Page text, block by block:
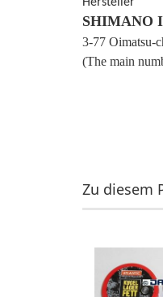
SHIMANO
3-77 Oimatsu-
(The main
Zu diesem